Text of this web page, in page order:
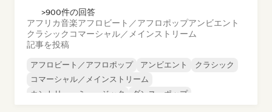
>900件の回答
アフリカ音楽アフロビート／アフロポップアンビエント
クラシック コマーシャル／メインストリーム
記事を投稿
アフロビート／アフロポップ アンビエント
クラシック
コマーシャル／メインストリーム
カントリー・ミュージック
ダンス・ポップ